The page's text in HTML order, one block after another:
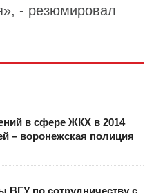
- резюмировал
в сфере ЖКХ в 2014
– воронежская полиция
ВГУ по сотрудничеству с